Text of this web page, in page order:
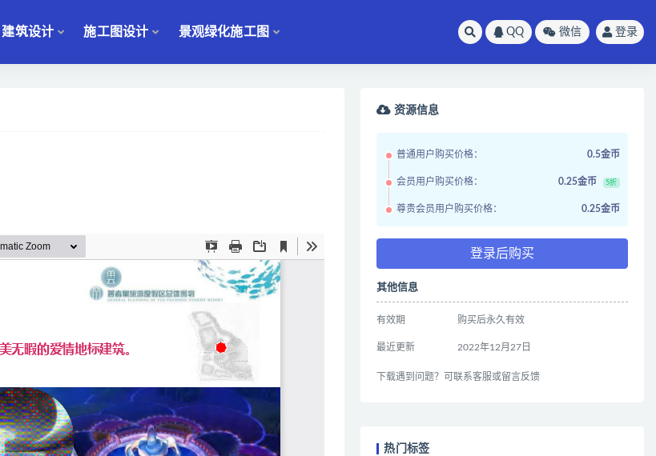
建筑设计 施工图设计 景观绿化施工图 QQ 微信 登录
资源信息
普通用户购买价格： 0.5金币
会员用户购买价格： 0.25金币 5折
尊贵会员用户购买价格： 0.25金币
登录后购买
其他信息
有效期 购买后永久有效
最近更新 2022年12月27日
下载遇到问题？可联系客服或留言反馈
热门标签